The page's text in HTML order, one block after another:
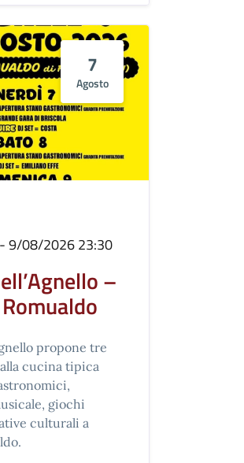
7
Agosto
9/08/2026 23:30
–
propone tre
cucina tipica
giochi
culturali a